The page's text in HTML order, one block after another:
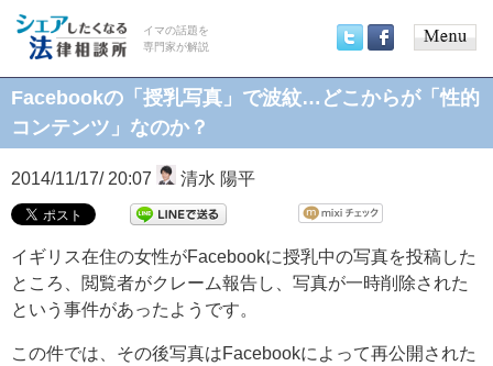
イマの話題を
専門家が解説
menu
Facebookの「授乳写真」で波紋…どこからが「性的
コンテンツ」なのか？
2014/11/17/ 20:07 清水 陽平
イギリス在住の女性がFacebookに授乳中の写真を投稿した
ところ、閲覧者がクレーム報告し、写真が一時削除された
という事件があったようです。
この件では、その後写真はFacebookによって再公開された